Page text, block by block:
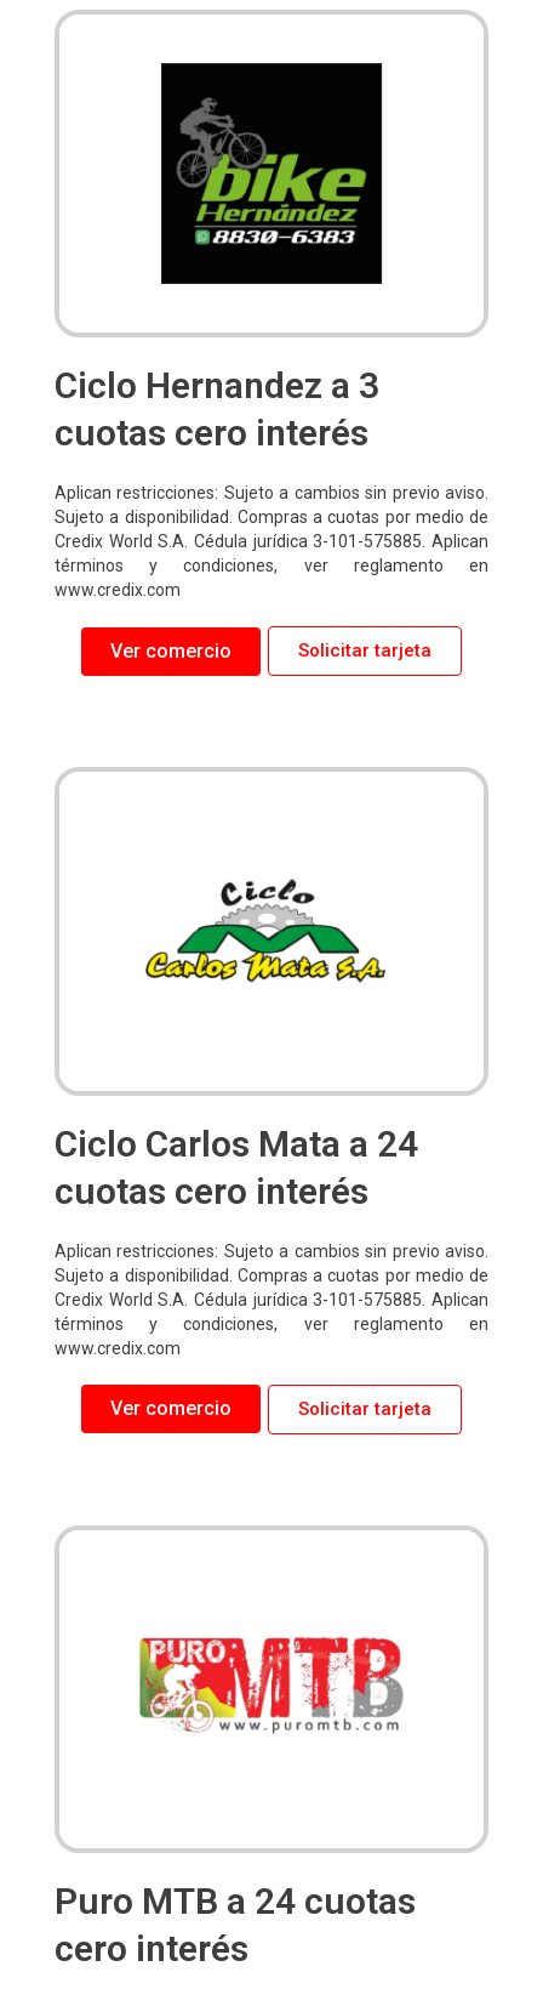
Ciclo Hernandez a 3
cuotas cero interés
Aplican restricciones: Sujeto a cambios sin previo aviso.
Sujeto a disponibilidad. Compras a cuotas por medio de
Credix World S.A. Cédula jurídica 3-101-575885. Aplican
términos y condiciones, ver reglamento en
www.credix.com
Ver comercio Solicitar tarjeta
Ciclo Carlos Mata a 24
cuotas cero interés
Aplican restricciones: Sujeto a cambios sin previo aviso.
Sujeto a disponibilidad. Compras a cuotas por medio de
Credix World S.A. Cédula jurídica 3-101-575885. Aplican
términos y condiciones, ver reglamento en
www.credix.com
Ver comercio Solicitar tarjeta
Puro MTB a 24 cuotas
cero interés